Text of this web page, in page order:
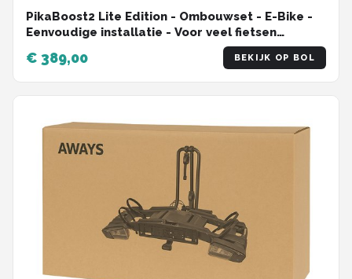
PikaBoost2 Lite Edition - Ombouwset - E-Bike -
Eenvoudige installatie - Voor veel fietsen
geschikt - Maak je fiets elekrisch
€ 389,00 BEKIJK OP BOL